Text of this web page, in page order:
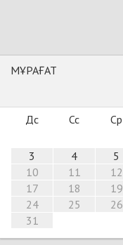
МҰРАҒАТ
Дс Сс Ср
3
4 5
10
11 12
17
18 19
24
25 26
31